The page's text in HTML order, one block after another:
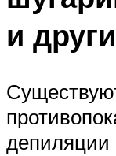
и
депиляции